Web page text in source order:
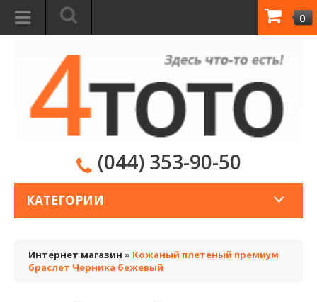
0
(044) 353-90-50
КАТЕГОРИИ
Интернет магазин » Кожаный плетеный премиум
браслет Черника бежевый